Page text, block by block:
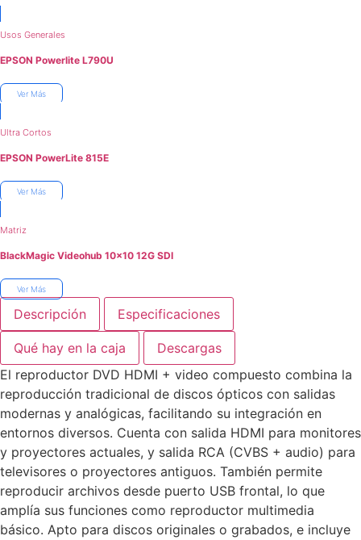
Usos Generales
EPSON Powerlite L790U
Ver Más
Ultra Cortos
EPSON PowerLite 815E
Ver Más
Matriz
BlackMagic Videohub 10×10 12G SDI
Ver Más
Descripción Especificaciones
Qué hay en la caja
Descargas
El reproductor DVD HDMI + video compuesto combina la
reproducción tradicional de discos ópticos con salidas
modernas y analógicas, facilitando su integración en
entornos diversos. Cuenta con salida HDMI para monitores
y proyectores actuales, y salida RCA (CVBS + audio) para
televisores o proyectores antiguos. También permite
reproducir archivos desde puerto USB frontal, lo que
amplía sus funciones como reproductor multimedia
básico. Apto para discos originales o grabados, e incluye